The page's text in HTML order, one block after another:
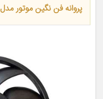
پروانه فن نگین موتور مدل 250204 مناسب برای پژو 206